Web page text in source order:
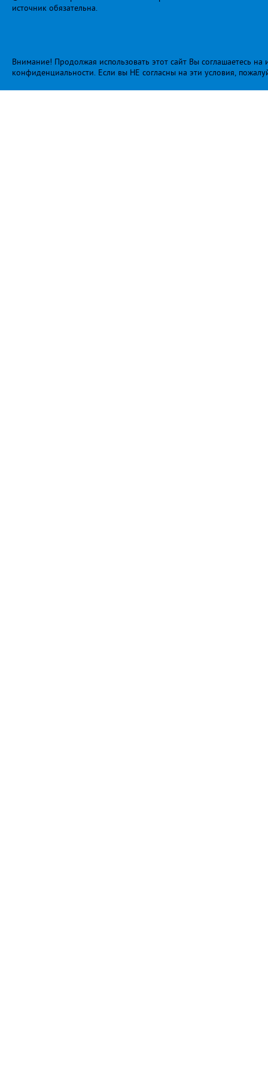
источник обязательна.
Внимание! Продолжая использовать этот сайт Вы соглашаетесь
конфиденциальности. Если вы НЕ согласны на эти условия,